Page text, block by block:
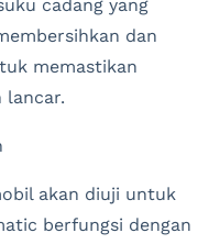
cadang yang
dan
memastikan
lancar.
akan diuji untuk
berfungsi dengan